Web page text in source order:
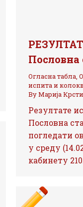
Пословна
Огласна табла,
испита и
ByМарија
Резултате
Пословна
погледати
у среду
кабинету